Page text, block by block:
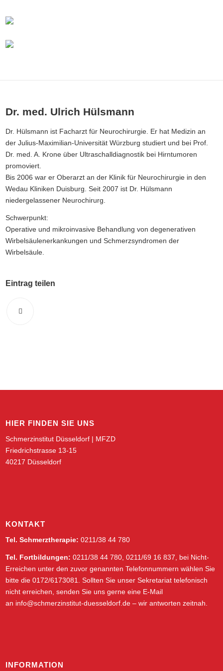
Dr. med. Ulrich Hülsmann
Dr. Hülsmann ist Facharzt für Neurochirurgie. Er hat Medizin an
der Julius-Maximilian-Universität Würzburg studiert und bei Prof.
Dr. med. A. Krone über Ultraschalldiagnostik bei Hirntumoren
promoviert.
Bis 2006 war er Oberarzt an der Klinik für Neurochirurgie in den
Wedau Kliniken Duisburg. Seit 2007 ist Dr. Hülsmann
niedergelassener Neurochirurg.
Schwerpunkt:
Operative und mikroinvasive Behandlung von degenerativen
Wirbelsäulenerkankungen und Schmerzsyndromen der
Wirbelsäule.
Eintrag teilen
HIER FINDEN SIE UNS
Schmerzinstitut Düsseldorf | MFZD
Friedrichstrasse 13-15
40217 Düsseldorf
KONTAKT
Tel. Schmerztherapie: 0211/38 44 780
Tel. Fortbildungen: 0211/38 44 780, 0211/69 16 837, bei Nicht-
Erreichen unter den zuvor genannten Telefonnummern wählen Sie
bitte die 0172/6173081. Sollten Sie unser Sekretariat telefonisch
nicht erreichen, senden Sie uns gerne eine E-Mail
an info@schmerzinstitut-duesseldorf.de – wir antworten zeitnah.
INFORMATION